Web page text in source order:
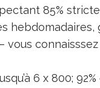
85%
hebdomadaires,
vous
6 x 800;